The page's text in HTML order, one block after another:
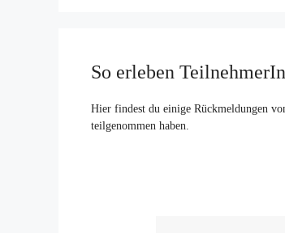
So erleben
Hier findest du einige Rückmeldungen
teilgenommen haben.